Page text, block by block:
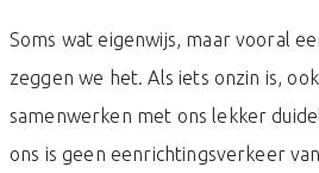
Soms wat eigenwijs, maar vooral
zeggen we het. Als iets onzin is,
samenwerken met ons lekker
ons is geen eenrichtingsverkeer van